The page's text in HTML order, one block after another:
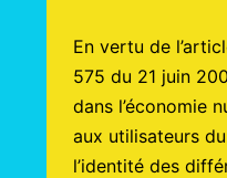
En vertu de
575 du 21 juin
dans l’économie
aux utilisateurs
l’identité des